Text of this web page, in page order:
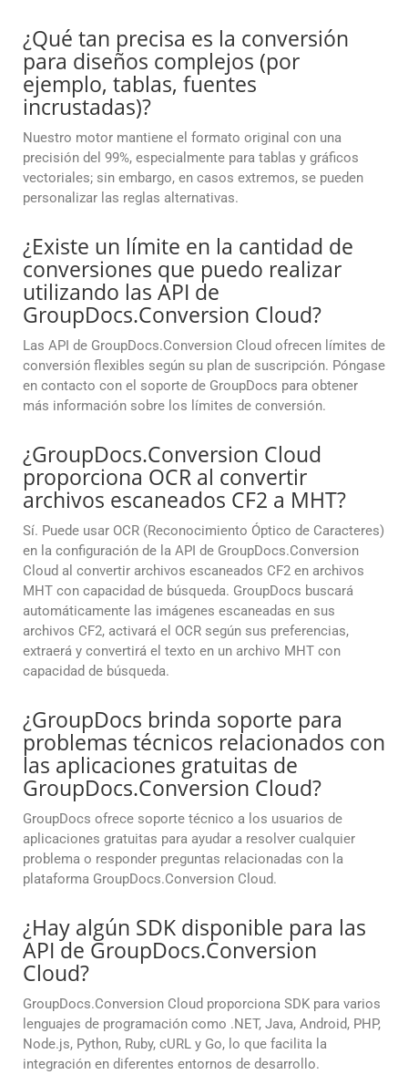
¿Qué tan precisa es la conversión
para diseños complejos (por
ejemplo, tablas, fuentes
incrustadas)?
Nuestro motor mantiene el formato original con una
precisión del 99%, especialmente para tablas y gráficos
vectoriales; sin embargo, en casos extremos, se pueden
personalizar las reglas alternativas.
¿Existe un límite en la cantidad de
conversiones que puedo realizar
utilizando las API de
GroupDocs.Conversion Cloud?
Las API de GroupDocs.Conversion Cloud ofrecen límites de
conversión flexibles según su plan de suscripción. Póngase
en contacto con el soporte de GroupDocs para obtener
más información sobre los límites de conversión.
¿GroupDocs.Conversion Cloud
proporciona OCR al convertir
archivos escaneados CF2 a MHT?
Sí. Puede usar OCR (Reconocimiento Óptico de Caracteres)
en la configuración de la API de GroupDocs.Conversion
Cloud al convertir archivos escaneados CF2 en archivos
MHT con capacidad de búsqueda. GroupDocs buscará
automáticamente las imágenes escaneadas en sus
archivos CF2, activará el OCR según sus preferencias,
extraerá y convertirá el texto en un archivo MHT con
capacidad de búsqueda.
¿GroupDocs brinda soporte para
problemas técnicos relacionados con
las aplicaciones gratuitas de
GroupDocs.Conversion Cloud?
GroupDocs ofrece soporte técnico a los usuarios de
aplicaciones gratuitas para ayudar a resolver cualquier
problema o responder preguntas relacionadas con la
plataforma GroupDocs.Conversion Cloud.
¿Hay algún SDK disponible para las
API de GroupDocs.Conversion
Cloud?
GroupDocs.Conversion Cloud proporciona SDK para varios
lenguajes de programación como .NET, Java, Android, PHP,
Node.js, Python, Ruby, cURL y Go, lo que facilita la
integración en diferentes entornos de desarrollo.